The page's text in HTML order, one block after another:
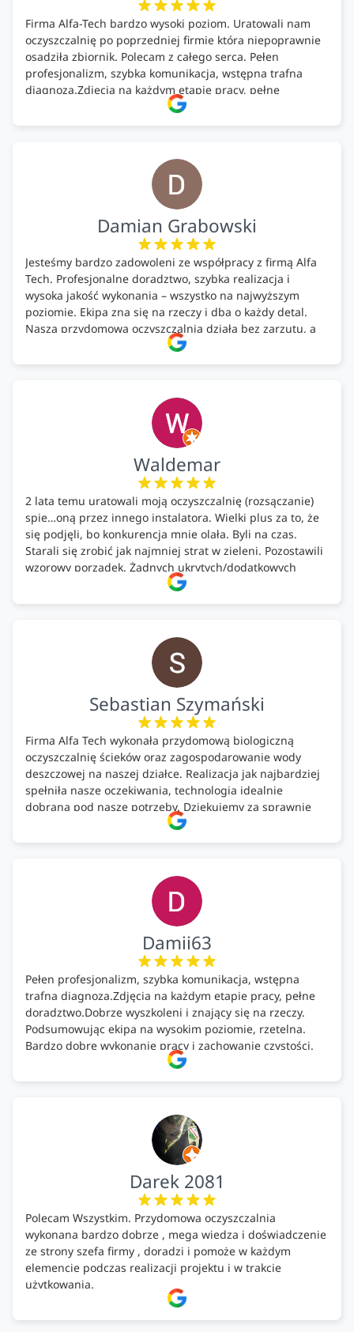
Firma Alfa-Tech bardzo wysoki poziom. Uratowali nam
oczyszczalnię po poprzedniej firmie która niepoprawnie
osadziła zbiornik. Polecam z całego serca. Pełen
profesjonalizm, szybka komunikacja, wstępna trafna
diagnoza.Zdjęcia na każdym etapie pracy, pełne
doradztwo.Dobrze wyszkoleni i znający się na rzeczy.
Podsumowując ekipa na wysokim poziomie, rzetelna.
Damian Grabowski
Jesteśmy bardzo zadowoleni ze współpracy z firmą Alfa
Tech. Profesjonalne doradztwo, szybka realizacja i
wysoka jakość wykonania – wszystko na najwyższym
poziomie. Ekipa zna się na rzeczy i dba o każdy detal.
Nasza przydomowa oczyszczalnia działa bez zarzutu, a
całość została wykonana zgodnie z terminem i
ustaleniami. Z czystym sumieniem polecamy Alfa Tech
ekologicznych rozwiązań!🍀
Waldemar
2 lata temu uratowali moją oczyszczalnię (rozsączanie)
spie…oną przez innego instalatora. Wielki plus za to, że
się podjęli, bo konkurencja mnie olała. Byli na czas.
Starali się zrobić jak najmniej strat w zieleni. Pozostawili
wzorowy porządek. Żadnych ukrytych/dodatkowych
kosztów. Zaskoczenie. Kontakt bardzo OK. Obsługa
pomontażowa również OK. A ich środki do oczyszczalni –
Sebastian Szymański
Firma Alfa Tech wykonała przydomową biologiczną
oczyszczalnię ścieków oraz zagospodarowanie wody
deszczowej na naszej działce. Realizacja jak najbardziej
spełniła nasze oczekiwania, technologia idealnie
dobrana pod nasze potrzeby. Dziękujemy za sprawnie
wykonany montaż w świetnej atmosferze! Polecam!
Damii63
Pełen profesjonalizm, szybka komunikacja, wstępna
trafna diagnoza.Zdjęcia na każdym etapie pracy, pełne
doradztwo.Dobrze wyszkoleni i znający się na rzeczy.
Podsumowując ekipa na wysokim poziomie, rzetelna.
Bardzo dobre wykonanie pracy i zachowanie czystości.
Darek 2081
Polecam Wszystkim. Przydomowa oczyszczalnia
wykonana bardzo dobrze , mega wiedza i doświadczenie
ze strony szefa firmy , doradzi i pomoże w każdym
elemencie podczas realizacji projektu i w trakcie
użytkowania.
Firma godna zaufania. Tak trzymać!